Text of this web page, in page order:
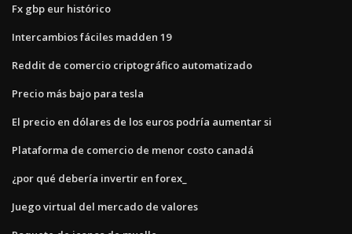
Fx gbp eur histórico
Intercambios fáciles madden 19
Reddit de comercio criptográfico automatizado
Precio más bajo para tesla
El precio en dólares de los euros podría aumentar si
Plataforma de comercio de menor costo canadá
¿por qué debería invertir en forex_
Juego virtual del mercado de valores